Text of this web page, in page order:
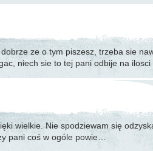
dobrze ze o tym piszesz, trzeba sie
niech sie to tej pani odbije na
wielkie. Nie spodziewam się
pani coś w ogóle powie…